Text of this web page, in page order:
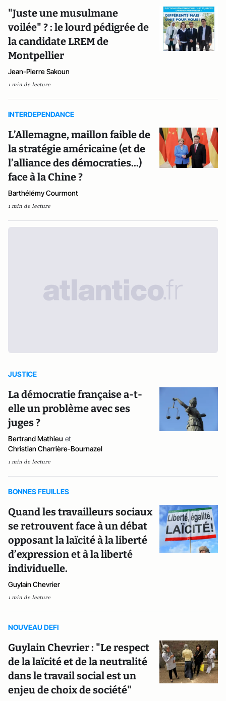
"Juste une musulmane
voilée" ? : le lourd pédigrée de
la candidate LREM de
Montpellier
Jean-Pierre Sakoun
1 min de lecture
INTERDEPENDANCE
L’Allemagne, maillon faible de
la stratégie américaine (et de
l’alliance des démocraties...)
face à la Chine ?
Barthélémy Courmont
1 min de lecture
JUSTICE
La démocratie française a-t-
elle un problème avec ses
juges ?
Bertrand Mathieu et
Christian Charrière-Bournazel
1 min de lecture
BONNES FEUILLES
Quand les travailleurs sociaux
se retrouvent face à un débat
opposant la laïcité à la liberté
d’expression et à la liberté
individuelle.
Guylain Chevrier
1 min de lecture
NOUVEAU DEFI
Guylain Chevrier : "Le respect
de la laïcité et de la neutralité
dans le travail social est un
enjeu de choix de société"